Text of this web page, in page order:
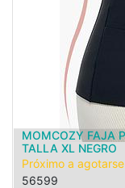
MOMCOZY FAJA
TALLA XL NEGRO
Próximo a agotarse
56599